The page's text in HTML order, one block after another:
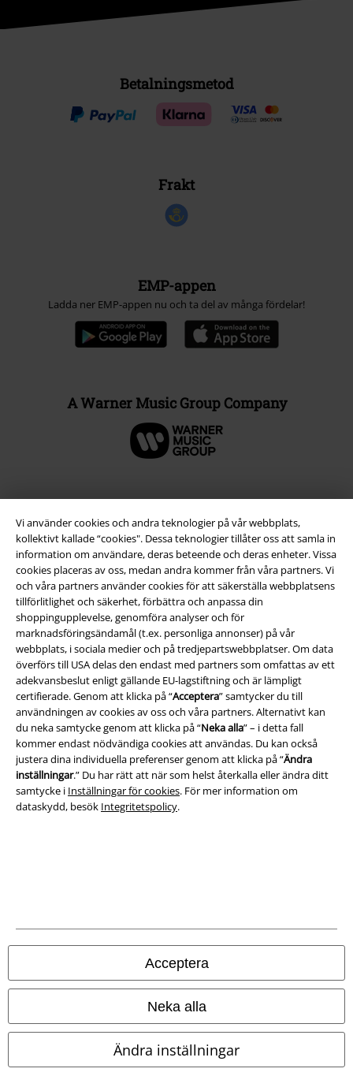
Vi använder cookies och andra teknologier på vår webbplats,
kollektivt kallade “cookies". Dessa teknologier tillåter oss att samla in
information om användare, deras beteende och deras enheter. Vissa
cookies placeras av oss, medan andra kommer från våra partners. Vi
och våra partners använder cookies för att säkerställa webbplatsens
tillförlitlighet och säkerhet, förbättra och anpassa din
shoppingupplevelse, genomföra analyser och för
marknadsföringsändamål (t.ex. personliga annonser) på vår
webbplats, i sociala medier och på tredjepartswebbplatser. Om data
överförs till USA delas den endast med partners som omfattas av ett
adekvansbeslut enligt gällande EU-lagstiftning och är lämpligt
certifierade. Genom att klicka på “Acceptera” samtycker du till
användningen av cookies av oss och våra partners. Alternativt kan
du neka samtycke genom att klicka på “Neka alla” – i detta fall
kommer endast nödvändiga cookies att användas. Du kan också
justera dina individuella preferenser genom att klicka på “Ändra
inställningar.” Du har rätt att när som helst återkalla eller ändra ditt
samtycke i Inställningar för cookies. För mer information om
dataskydd, besök Integritetspolicy.
Acceptera
Neka alla
Ändra inställningar
Betalningsmetod
Frakt
EMP-appen
Ladda ner EMP-appen nu och ta del av många fördelar!
A Warner Music Group Company
Juridisk information/Villkor
Villkor
Om oss
Ladda ner villkoren
Avfallshantering och miljöskydd
Försäkran om överensstämmelse
Alla priser inkl. moms.Fraktkostnad tillkommer.
© 1986-2026 E.M.P. Merchandising HGmbH
Våra onlinebutiker